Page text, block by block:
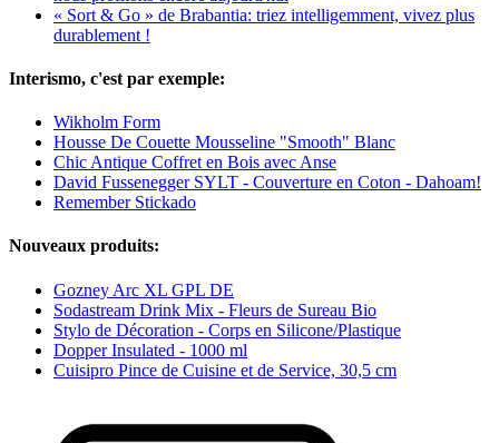
« Sort & Go » de Brabantia: triez intelligemment, vivez plus
durablement !
Interismo, c'est par exemple:
Wikholm Form
Housse De Couette Mousseline "Smooth" Blanc
Chic Antique Coffret en Bois avec Anse
David Fussenegger SYLT - Couverture en Coton - Dahoam!
Remember Stickado
Nouveaux produits:
Gozney Arc XL GPL DE
Sodastream Drink Mix - Fleurs de Sureau Bio
Stylo de Décoration - Corps en Silicone/Plastique
Dopper Insulated - 1000 ml
Cuisipro Pince de Cuisine et de Service, 30,5 cm